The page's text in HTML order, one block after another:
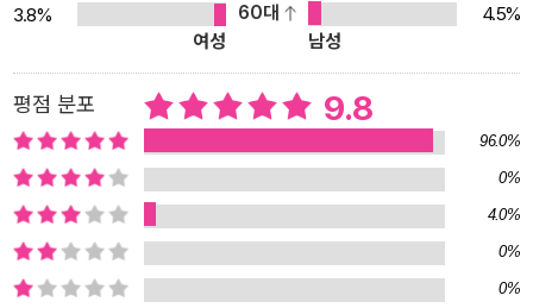
누군가는 양영희를 두고 제 식구들 이야기를 꽤나 오래 우려먹는다고
손가락질할 수도 있겠습니다. 하지만 나로 말할 것 같으면 양영희에
(…) 영화 <수프와 이데올로기>는 양영희의 이전 작품들처럼 우리가
오래도록 곱씹어야 할 생각거리를 제공합니다. 양영희는 계속 우려먹
고 우리는 계속 곱씹어야 합니다. _박찬욱 감독 추천의 말 “가족이란
사라지지 않고, 끝나지도 않아” 영화와 책으로 만날 수 없는 가족을
잇다 <수프와 이데올로기> 국내 개봉에 앞서 양영희 감독과 마음산
책은 긴밀히 산문집 구상에 들어갔다. 총 3부로 구성된 이 책은 <디
3.8%
60대
4.5%
여성
남성
평점 분포 9.8
96.0%
0%
4.0%
0%
0%